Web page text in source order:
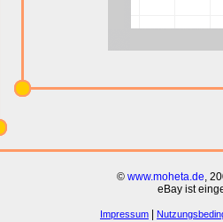
© www.moheta.de,
eBay ist
Impressum